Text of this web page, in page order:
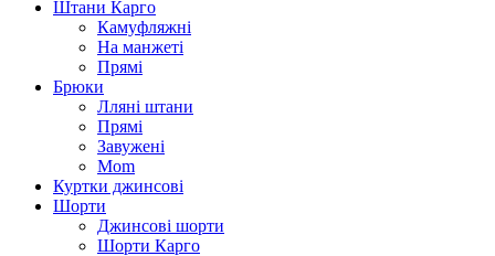
Штани Карго
Камуфляжні
На манжеті
Прямі
Брюки
Лляні штани
Прямі
Завужені
Mom
Куртки джинсові
Шорти
Джинсові шорти
Шорти Карго